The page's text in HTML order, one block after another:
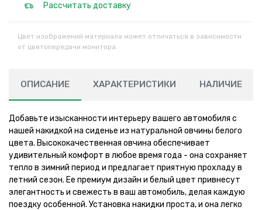
Рассчитать доставку
Цвет изображений материала может отличаться в зависимости
от цветопередачи монитора.
ОПИСАНИЕ ХАРАКТЕРИСТИКИ НАЛИЧИЕ
Добавьте изысканности интерьеру вашего автомобиля с
нашей накидкой на сиденье из натуральной овчины белого
цвета. Высококачественная овчина обеспечивает
удивительный комфорт в любое время года - она сохраняет
тепло в зимний период и предлагает приятную прохладу в
летний сезон. Ее премиум дизайн и белый цвет привнесут
элегантность и свежесть в ваш автомобиль, делая каждую
поездку особенной. Установка накидки проста, и она легко